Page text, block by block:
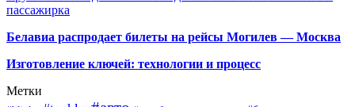
пассажирка
Белавиа распродает билеты на рейсы Могилев — Москва
Изготовление ключей: технологии и процесс
Метки